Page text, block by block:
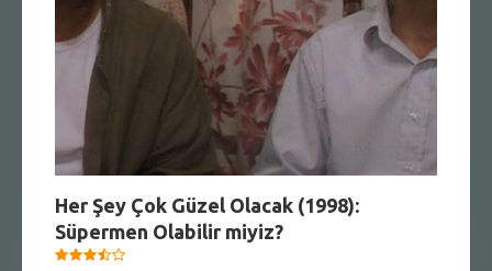
Her Şey Çok Güzel Olacak (1998):
Süpermen Olabilir miyiz?